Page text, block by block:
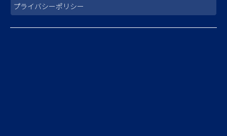
プライバシーポリシー